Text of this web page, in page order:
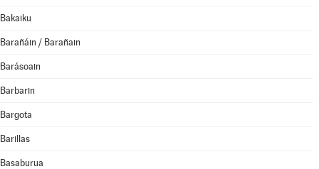
Bakaiku
Barañáin / Barañain
Barásoain
Barbarin
Bargota
Barillas
Basaburua